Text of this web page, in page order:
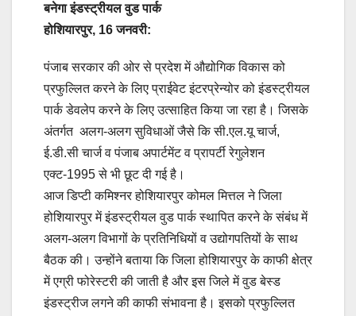
बनेगा इंडस्ट्रीयल वुड पार्क
होशियारपुर, 16 जनवरी:
पंजाब सरकार की ओर से प्रदेश में औद्योगिक विकास को
प्रफुल्लित करने के लिए प्राईवेट इंटरप्रेन्योर को इंडस्ट्रीयल
पार्क डेवलेप करने के लिए उत्साहित किया जा रहा है। जिसके
अंतर्गत अलग-अलग सुविधाओं जैसे कि सी.एल.यू चार्ज,
ई.डी.सी चार्ज व पंजाब अपार्टमेंट व प्रापर्टी रेगुलेशन
एक्ट-1995 से भी छूट दी गई है।
आज डिप्टी कमिश्नर होशियारपुर कोमल मित्तल ने जिला
होशियारपुर में इंडस्ट्रीयल वुड पार्क स्थापित करने के संबंध में
अलग-अलग विभागों के प्रतिनिधियों व उद्योगपतियों के साथ
बैठक की। उन्होंने बताया कि जिला होशियारपुर के काफी क्षेत्र
में एग्री फोरेस्टरी की जाती है और इस जिले में वुड बेस्ड
इंडस्ट्रीज लगने की काफी संभावना है। इसको प्रफुल्लित